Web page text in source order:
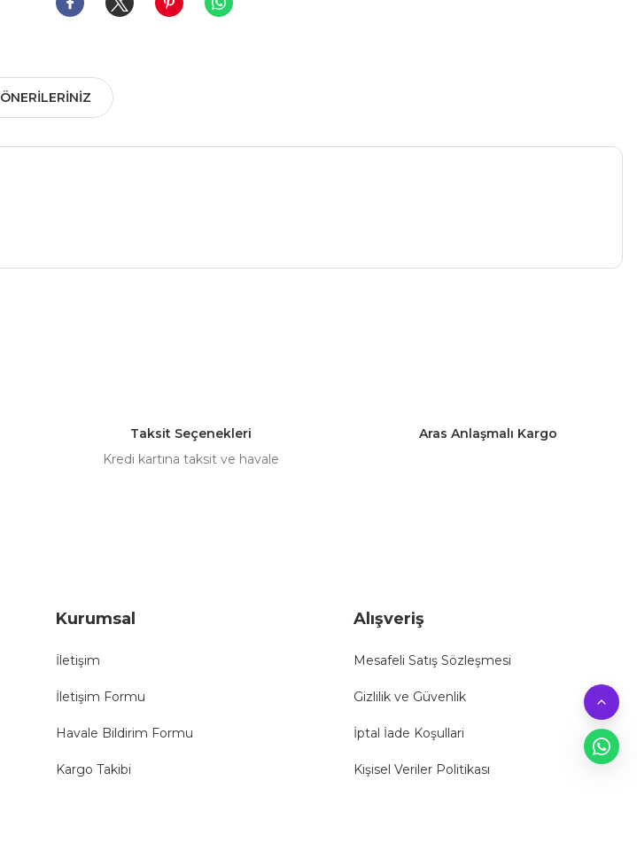
ÖNERILERINIZ
Gönder
Taksit Seçenekleri
Kredi kartına taksit ve havale
Aras Anlaşmalı Kargo
Kurumsal
İletişim
İletişim Formu
Havale Bildirim Formu
Kargo Takibi
Alışveriş
Mesafeli Satış Sözleşmesi
Gizlilik ve Güvenlik
İptal İade Koşullari
Kişisel Veriler Politikası